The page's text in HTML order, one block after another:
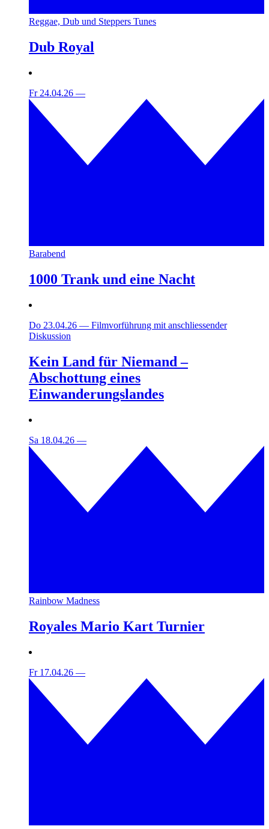
Reggae, Dub und Steppers Tunes
Dub Royal
Fr 24.04.26 —
Barabend
1000 Trank und eine Nacht
Do 23.04.26 — Filmvorführung mit anschliessender
Diskussion
Kein Land für Niemand –
Abschottung eines
Einwanderungslandes
Sa 18.04.26 —
Rainbow Madness
Royales Mario Kart Turnier
Fr 17.04.26 —